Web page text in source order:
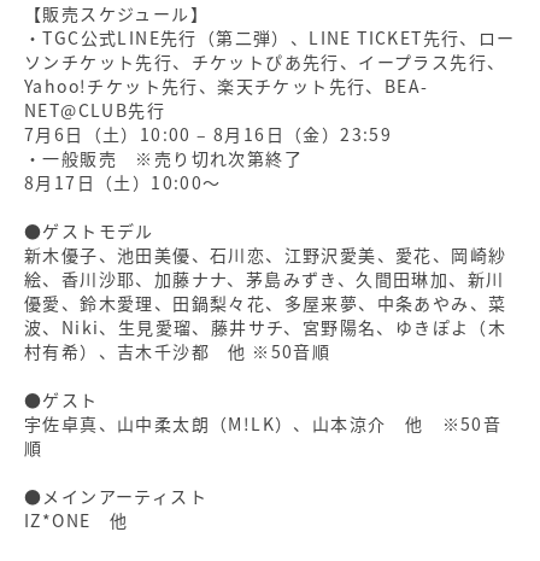
【販売スケジュール】
・TGC公式LINE先行（第二弾）、LINE TICKET先行、ロー
ソンチケット先行、チケットぴあ先行、イープラス先行、
Yahoo!チケット先行、楽天チケット先行、BEA-
NET@CLUB先行
7月6日（土）10:00 – 8月16日（金）23:59
・一般販売 ※売り切れ次第終了
8月17日（土）10:00〜
●ゲストモデル
新木優子、池田美優、石川恋、江野沢愛美、愛花、岡崎紗
絵、香川沙耶、加藤ナナ、茅島みずき、久間田琳加、新川
優愛、鈴木愛理、田鍋梨々花、多屋来夢、中条あやみ、菜
波、Niki、生見愛瑠、藤井サチ、宮野陽名、ゆきぽよ（木
村有希）、吉木千沙都 他 ※50音順
●ゲスト
宇佐卓真、山中柔太朗（M!LK）、山本涼介 他 ※50音
順
●メインアーティスト
IZ*ONE 他